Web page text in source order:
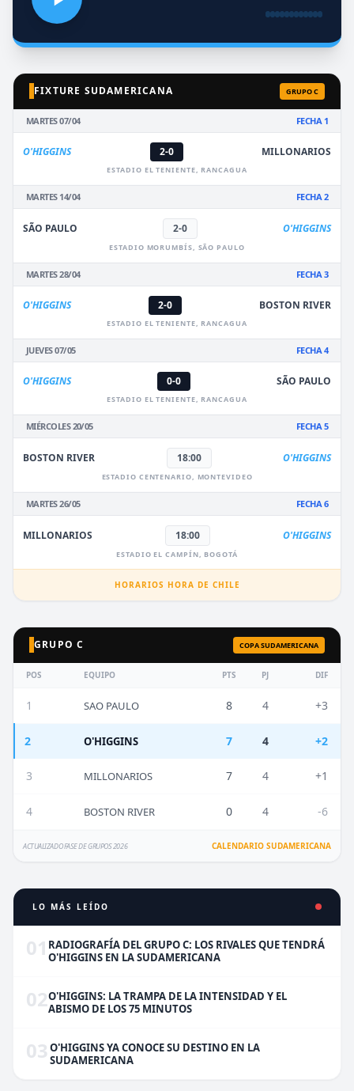
FIXTURE SUDAMERICANA GRUPO C
MARTES 07/04 FECHA 1
O'HIGGINS 2-0 MILLONARIOS
ESTADIO EL TENIENTE, RANCAGUA
MARTES 14/04 FECHA 2
SÃO PAULO 2-0 O'HIGGINS
ESTADIO MORUMBÍS, SÃO PAULO
MARTES 28/04 FECHA 3
O'HIGGINS 2-0 BOSTON RIVER
ESTADIO EL TENIENTE, RANCAGUA
JUEVES 07/05 FECHA 4
O'HIGGINS 0-0 SÃO PAULO
ESTADIO EL TENIENTE, RANCAGUA
MIÉRCOLES 20/05 FECHA 5
BOSTON RIVER 18:00 O'HIGGINS
ESTADIO CENTENARIO, MONTEVIDEO
MARTES 26/05 FECHA 6
MILLONARIOS 18:00 O'HIGGINS
ESTADIO EL CAMPÍN, BOGOTÁ
HORARIOS HORA DE CHILE
GRUPO C COPA SUDAMERICANA
POS EQUIPO PTS PJ DIF
1 SAO PAULO 8 4 +3
2 O'HIGGINS 7 4 +2
3 MILLONARIOS 7 4 +1
4 BOSTON RIVER 0 4 -6
ACTUALIZADO FASE DE GRUPOS 2026 CALENDARIO SUDAMERICANA
LO MÁS LEÍDO
01 RADIOGRAFÍA DEL GRUPO C: LOS RIVALES QUE TENDRÁ
O'HIGGINS EN LA SUDAMERICANA
02O'HIGGINS: LA TRAMPA DE LA INTENSIDAD Y EL
ABISMO DE LOS 75 MINUTOS
03 O'HIGGINS YA CONOCE SU DESTINO EN LA
SUDAMERICANA